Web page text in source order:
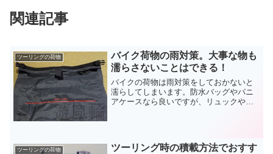
関連記事
ツーリングの荷物
バイク荷物の雨対策。大事な物も
濡らさないことはできる！
バイクの荷物は雨対策をしておかないと
濡らしてしまいます。防水バッグやパニ
アケースなら良いですが、リュックやウ
策はしっかりやりましょう。
ツーリングの荷物
ツーリング時の積載方法でおすす